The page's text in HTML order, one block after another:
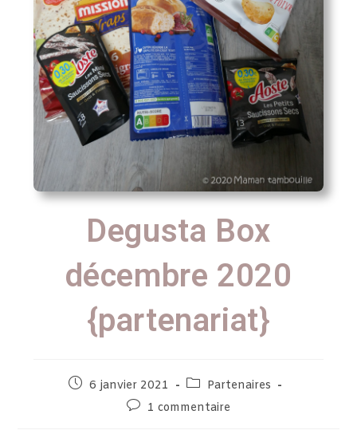
Degusta Box
décembre 2020
{partenariat}
6 janvier 2021
Partenaires
1 commentaire